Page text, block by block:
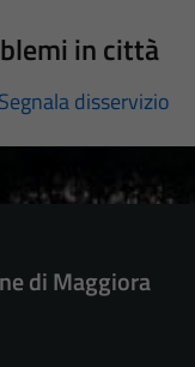
in città
Segnala disservizio
di Maggiora